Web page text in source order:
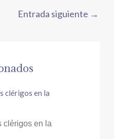
Entrada siguiente →
clérigos en la